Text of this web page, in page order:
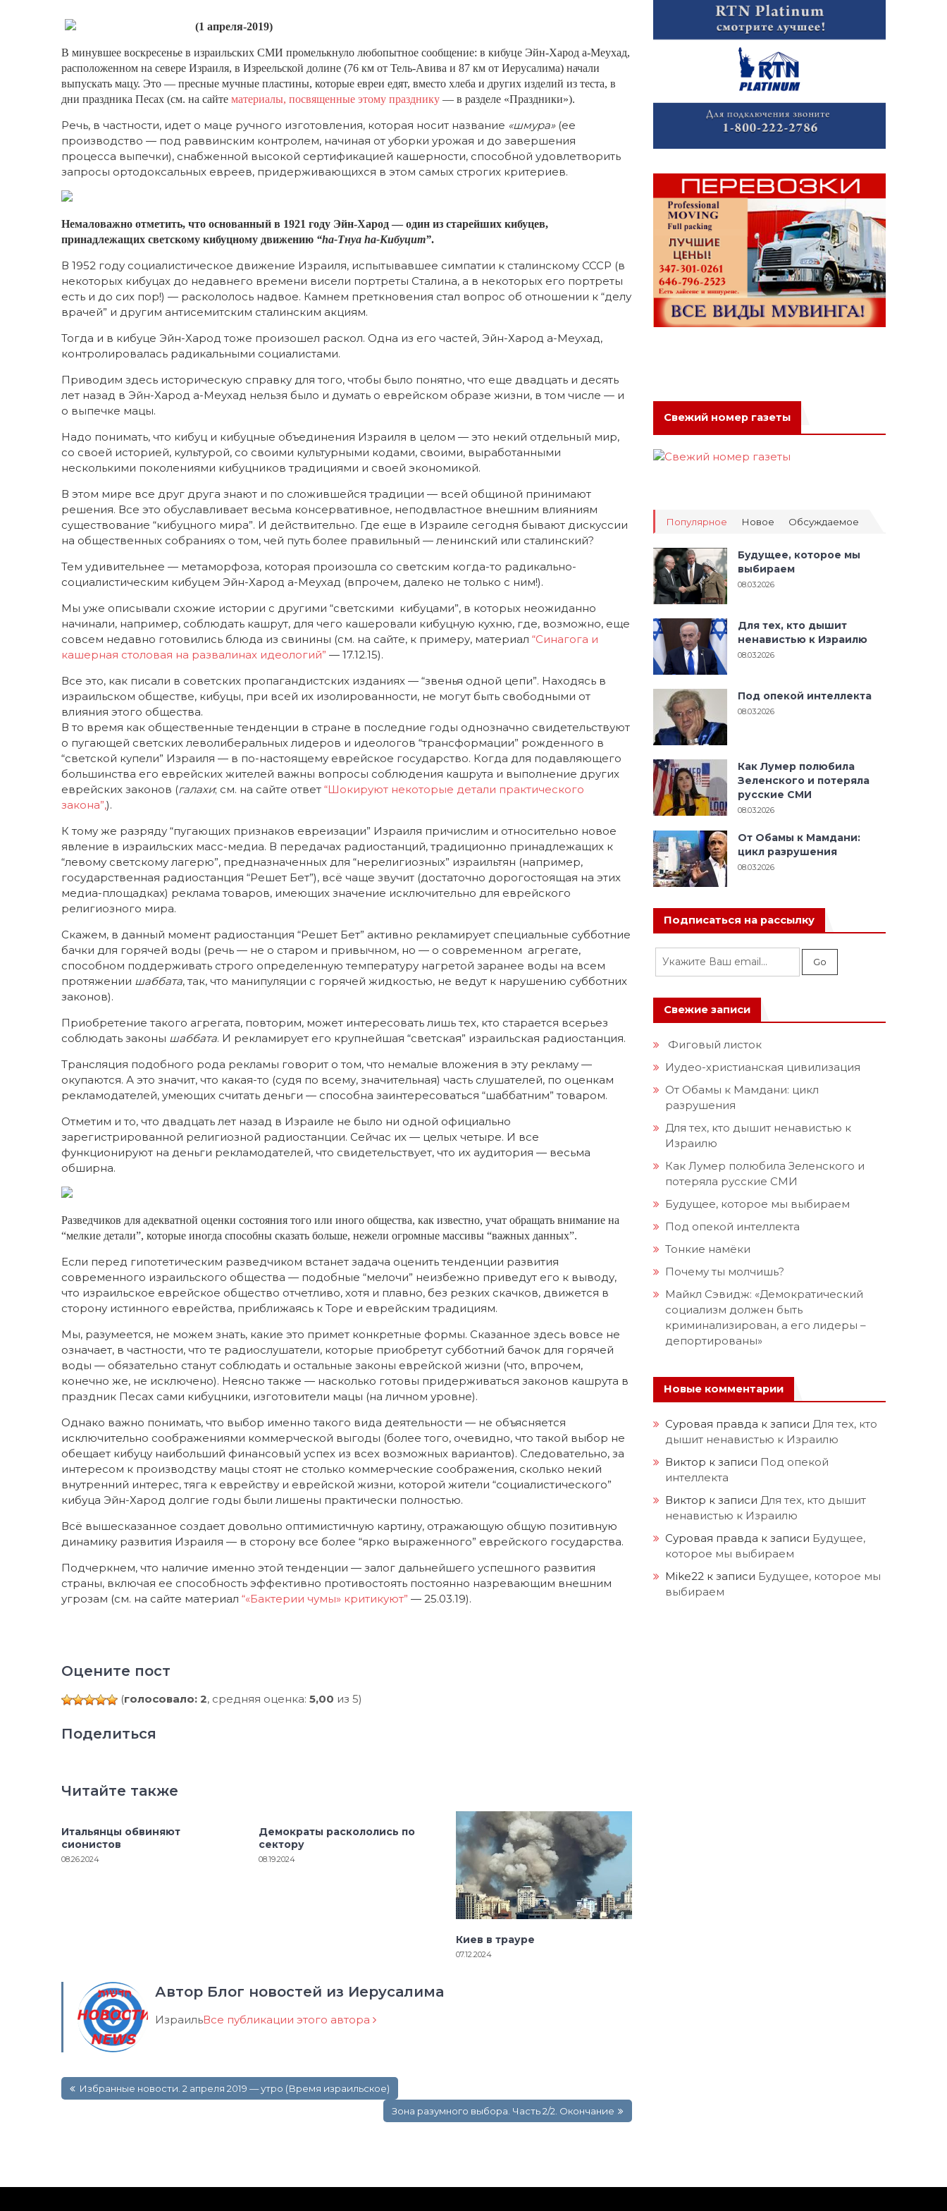
(1 апреля-2019)
В минувшее воскресенье в израильских СМИ промелькнуло любопытное сообщение: в кибуце Эйн-Харод а-Меухад,
расположенном на севере Израиля, в Изреельской долине (76 км от Тель-Авива и 87 км от Иерусалима) начали
выпускать мацу. Это — пресные мучные пластины, которые евреи едят, вместо хлеба и других изделий из теста, в
дни праздника Песах (см. на сайте материалы, посвященные этому празднику — в разделе «Праздники»).
Речь, в частности, идет о маце ручного изготовления, которая носит название «шмура»(ее
производство — под раввинским контролем, начиная от уборки урожая и до завершения
процесса выпечки), снабженной высокой сертификацией кашерности, способной удовлетворить
запросы ортодоксальных евреев, придерживающихся в этом самых строгих критериев.
Немаловажно отметить, что основанный в 1921 году Эйн-Харод — один из старейших кибуцев,
принадлежащих светскому кибуцному движению “hа-Тнуа hа-Кибуцит”.
В 1952 году социалистическое движение Израиля, испытывавшее симпатии к сталинскому СССР (в
некоторых кибуцах до недавнего времени висели портреты Сталина, а в некоторых его портреты
есть и до сих пор!) — раскололось надвое. Камнем преткновения стал вопрос об отношении к “делу
врачей” и другим антисемитским сталинским акциям.
Тогда и в кибуце Эйн-Харод тоже произошел раскол. Одна из его частей, Эйн-Харод а-Меухад,
контролировалась радикальными социалистами.
Приводим здесь историческую справку для того, чтобы было понятно, что еще двадцать и десять
лет назад в Эйн-Харод а-Меухад нельзя было и думать о еврейском образе жизни, в том числе — и
о выпечке мацы.
Надо понимать, что кибуц и кибуцные объединения Израиля в целом — это некий отдельный мир,
со своей историей, культурой, со своими культурными кодами, своими, выработанными
несколькими поколениями кибуцников традициями и своей экономикой.
В этом мире все друг друга знают и по сложившейся традиции — всей общиной принимают
решения. Все это обуславливает весьма консервативное, неподвластное внешним влияниям
существование “кибуцного мира”. И действительно. Где еще в Израиле сегодня бывают дискуссии
на общественных собраниях о том, чей путь более правильный — ленинский или сталинский?
Тем удивительнее — метаморфоза, которая произошла со светским когда-то радикально-
социалистическим кибуцем Эйн-Харод а-Меухад (впрочем, далеко не только с ним!).
Мы уже описывали схожие истории с другими “светскими кибуцами”, в которых неожиданно
начинали, например, соблюдать кашрут, для чего кашеровали кибуцную кухню, где, возможно, еще
совсем недавно готовились блюда из свинины (см. на сайте, к примеру, материал “Синагога и
кашерная столовая на развалинах идеологий” — 17.12.15).
Все это, как писали в советских пропагандистских изданиях — “звенья одной цепи”. Находясь в
израильском обществе, кибуцы, при всей их изолированности, не могут быть свободными от
влияния этого общества.
В то время как общественные тенденции в стране в последние годы однозначно свидетельствуют
о пугающей светских леволиберальных лидеров и идеологов “трансформации” рожденного в
“светской купели” Израиля — в по-настоящему еврейское государство. Когда для подавляющего
большинства его еврейских жителей важны вопросы соблюдения кашрута и выполнение других
еврейских законов (галахи; см. на сайте ответ “Шокируют некоторые детали практического
закона”,).
К тому же разряду “пугающих признаков евреизации” Израиля причислим и относительно новое
явление в израильских масс-медиа. В передачах радиостанций, традиционно принадлежащих к
“левому светскому лагерю”, предназначенных для “нерелигиозных” израильтян (например,
государственная радиостанция “Решет Бет”), всё чаще звучит (достаточно дорогостоящая на этих
медиа-площадках) реклама товаров, имеющих значение исключительно для еврейского
религиозного мира.
Скажем, в данный момент радиостанция “Решет Бет” активно рекламирует специальные субботние
бачки для горячей воды (речь — не о старом и привычном, но — о современном агрегате,
способном поддерживать строго определенную температуру нагретой заранее воды на всем
протяжении шаббата, так, что манипуляции с горячей жидкостью, не ведут к нарушению субботних
законов).
Приобретение такого агрегата, повторим, может интересовать лишь тех, кто старается всерьез
соблюдать законы шаббата. И рекламирует его крупнейшая “светская” израильская радиостанция.
Трансляция подобного рода рекламы говорит о том, что немалые вложения в эту рекламу —
окупаются. А это значит, что какая-то (судя по всему, значительная) часть слушателей, по оценкам
рекламодателей, умеющих считать деньги — способна заинтересоваться “шаббатним” товаром.
Отметим и то, что двадцать лет назад в Израиле не было ни одной официально
зарегистрированной религиозной радиостанции. Сейчас их — целых четыре. И все
функционируют на деньги рекламодателей, что свидетельствует, что их аудитория — весьма
обширна.
Разведчиков для адекватной оценки состояния того или иного общества, как известно, учат обращать внимание на
“мелкие детали”, которые иногда способны сказать больше, нежели огромные массивы “важных данных”.
Если перед гипотетическим разведчиком встанет задача оценить тенденции развития
современного израильского общества — подобные “мелочи” неизбежно приведут его к выводу,
что израильское еврейское общество отчетливо, хотя и плавно, без резких скачков, движется в
сторону истинного еврейства, приближаясь к Торе и еврейским традициям.
Мы, разумеется, не можем знать, какие это примет конкретные формы. Сказанное здесь вовсе не
означает, в частности, что те радиослушатели, которые приобретут субботний бачок для горячей
воды — обязательно станут соблюдать и остальные законы еврейской жизни (что, впрочем,
конечно же, не исключено). Неясно также — насколько готовы придерживаться законов кашрута в
праздник Песах сами кибуцники, изготовители мацы (на личном уровне).
Однако важно понимать, что выбор именно такого вида деятельности — не объясняется
исключительно соображениями коммерческой выгоды (более того, очевидно, что такой выбор не
обещает кибуцу наибольший финансовый успех из всех возможных вариантов). Следовательно, за
интересом к производству мацы стоят не столько коммерческие соображения, сколько некий
внутренний интерес, тяга к еврейству и еврейской жизни, которой жители “социалистического”
кибуца Эйн-Харод долгие годы были лишены практически полностью.
Всё вышесказанное создает довольно оптимистичную картину, отражающую общую позитивную
динамику развития Израиля — в сторону все более “ярко выраженного” еврейского государства.
Подчеркнем, что наличие именно этой тенденции — залог дальнейшего успешного развития
страны, включая ее способность эффективно противостоять постоянно назревающим внешним
угрозам (см. на сайте материал “«Бактерии чумы» критикуют” — 25.03.19).
Оцените пост
(голосовало: 2, средняя оценка: 5,00 из 5)
Поделиться
Читайте также
Итальянцы обвиняют
сионистов
08.26.2024
Демократы раскололись по
сектору
08.19.2024
Киев в трауре
07.12.2024
Автор Блог новостей из Иерусалима
ИзраильВсе публикации этого автора
по Избранные новости. 2 апреля 2019 — утро (Время израильское)
Зона разумного выбора. Часть 2/2. Окончание
Свежий номер газеты
Популярное Новое Обсуждаемое
Будущее, которое мы
выбираем
08.03.2026
Для тех, кто дышит
ненавистью к Израилю
08.03.2026
Под опекой интеллекта
08.03.2026
Как Лумер полюбила
Зеленского и потеряла
русские СМИ
08.03.2026
От Обамы к Мамдани:
цикл разрушения
08.03.2026
Подписаться на рассылку
Свежие записи
Фиговый листок
Иудео-христианская цивилизация
От Обамы к Мамдани: цикл
разрушения
Для тех, кто дышит ненавистью к
Израилю
Как Лумер полюбила Зеленского и
потеряла русские СМИ
Будущее, которое мы выбираем
Под опекой интеллекта
Тонкие намёки
Почему ты молчишь?
Майкл Сэвидж: «Демократический
социализм должен быть
криминализирован, а его лидеры –
депортированы»
Новые комментарии
Суровая правда к записи Для тех, кто
дышит ненавистью к Израилю
Виктор к записи Под опекой
интеллекта
Виктор к записи Для тех, кто дышит
ненавистью к Израилю
Суровая правда к записи Будущее,
которое мы выбираем
Mike22 к записи Будущее, которое мы
выбираем